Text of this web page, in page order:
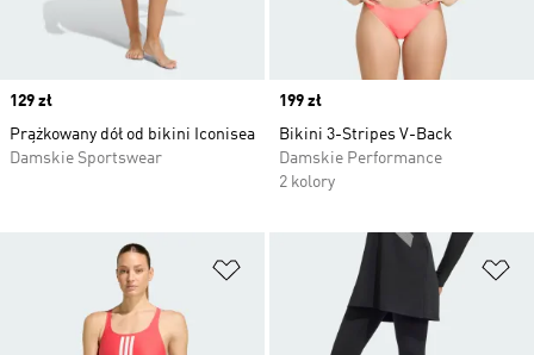
Price
129 zł
Prążkowany dół od bikini Iconisea
Damskie Sportswear
Price
199 zł
Bikini 3-Stripes V-Back
Damskie Performance
2 kolory
Dodaj do listy życzeń